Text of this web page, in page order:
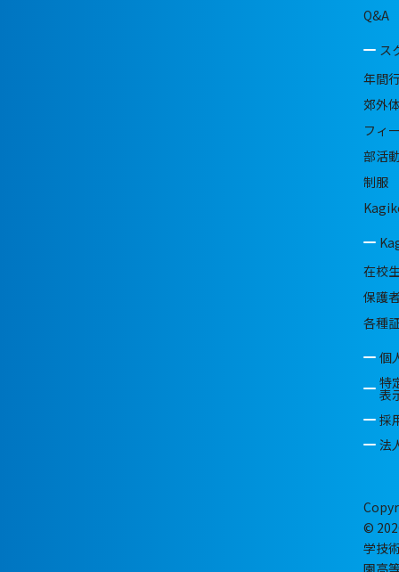
Q&A
ス
年間
郊外
フィ
部活
制服
在校
保護
各種
個
特
表
採
法
©
学技